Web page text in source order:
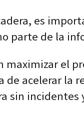
es
parte de la
maximizar el
acelerar la
sin incidentes